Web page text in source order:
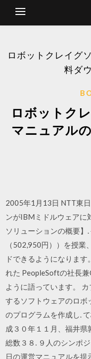
ロボットクレイグ
料ダ
ロボットク
マニュアル
2005年1月13日 NTT東
ンがIBMミドルウェアに
ソリューションの概要】
（502,950円））を授業
ドできるようになりま
れた PeopleSoftの社長
ように語っています。
するソフトウェアのロボ
のプログラムを作成し.
成３０年１１月、福井
総数３８. ９人のシンポ
日の運営マニュアルを